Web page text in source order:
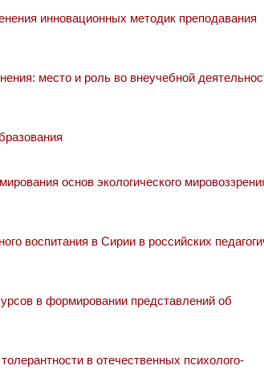
инновационных методик преподавания
место и роль во внеучебной
основ экологического
воспитания в Сирии в российских
в формировании представлений об
в отечественных психолого-